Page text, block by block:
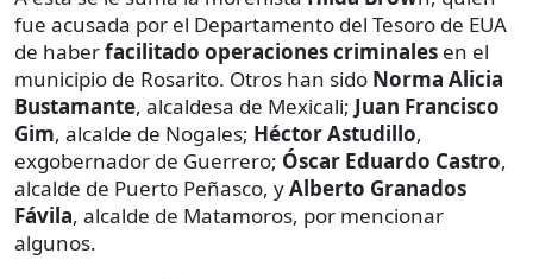
fue acusada por el Departamento del Tesoro de EUA
de haberfacilitado operaciones criminales en el
municipio de Rosarito. Otros han sido Norma Alicia
Bustamante, alcaldesa de Mexicali; Juan Francisco
Gim, alcalde de Nogales; Héctor Astudillo,
exgobernador de Guerrero; Óscar Eduardo Castro,
alcalde de Puerto Peñasco, yAlberto Granados
Fávila, alcalde de Matamoros, por mencionar
algunos.